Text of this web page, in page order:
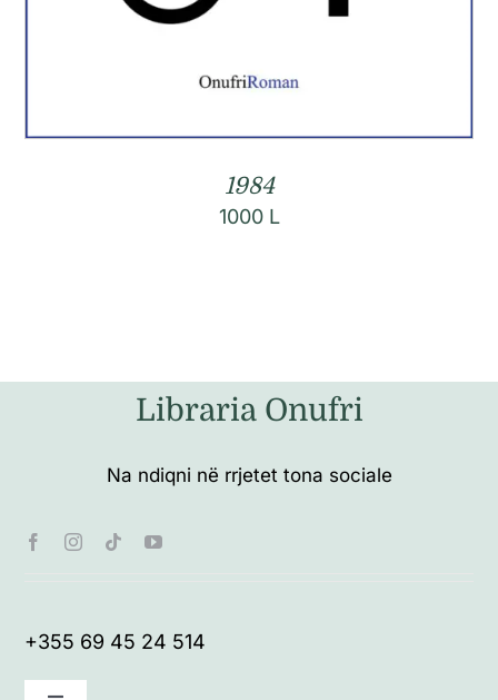
1984
1000 L
Libraria Onufri
Na ndiqni në rrjetet tona sociale
+355 69 45 24 514